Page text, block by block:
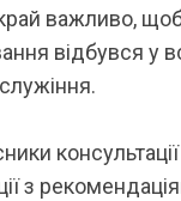
важливо,
відбувся у
з